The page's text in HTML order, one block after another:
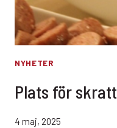
NYHETER
Plats för skratt
4 maj, 2025